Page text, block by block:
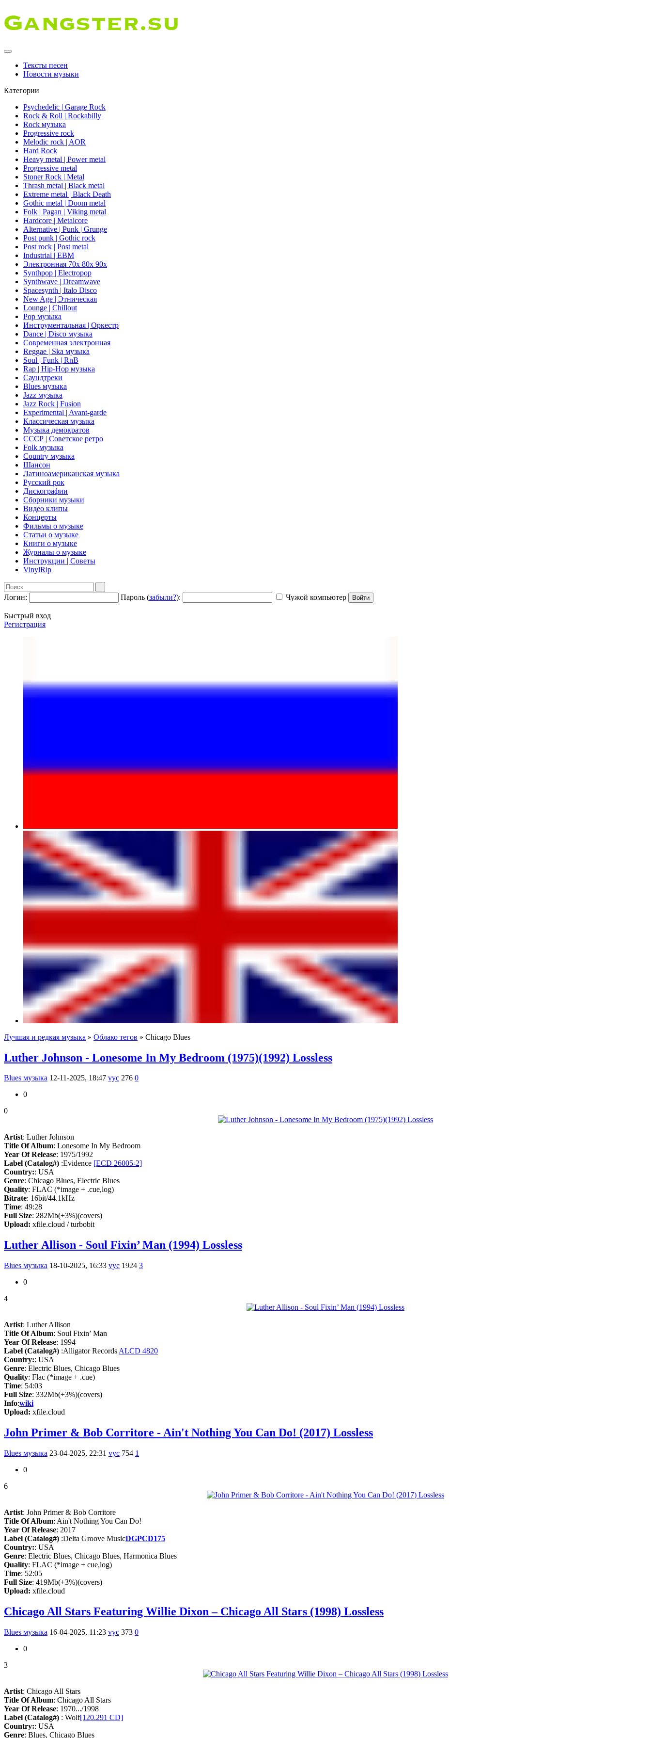
Тексты песен
Новости музыки
Категории
Psychedelic | Garage Rock
Rock & Roll | Rockabilly
Rock музыка
Progressive rock
Melodic rock | AOR
Hard Rock
Heavy metal | Power metal
Progressive metal
Stoner Rock | Metal
Thrash metal | Black metal
Extreme metal | Black Death
Gothic metal | Doom metal
Folk | Pagan | Viking metal
Hardcore | Metalcore
Alternative | Punk | Grunge
Post punk | Gothic rock
Post rock | Post metal
Industrial | EBM
Электронная 70х 80х 90х
Synthpop | Electropop
Synthwave | Dreamwave
Spacesynth | Italo Disco
New Age | Этническая
Lounge | Chillout
Pop музыка
Инструментальная | Оркестр
Dance | Disco музыка
Современная электронная
Reggae | Ska музыка
Soul | Funk | RnB
Rap | Hip-Hop музыка
Саундтреки
Blues музыка
Jazz музыка
Jazz Rock | Fusion
Experimental | Avant-garde
Классическая музыка
Музыка демократов
СССР | Советское ретро
Folk музыка
Country музыка
Шансон
Латиноамериканская музыка
Русский рок
Дискографии
Сборники музыки
Видео клипы
Концерты
Фильмы о музыке
Статьи о музыке
Книги о музыке
Журналы о музыке
Инструкции | Советы
VinylRip
Логин: Пароль (забыли?): Чужой компьютер Войти
Быстрый вход
Регистрация
Лучшая и редкая музыка » Облако тегов » Chicago Blues
Luther Johnson - Lonesome In My Bedroom (1975)(1992) Lossless
Blues музыка 12-11-2025, 18:47 vyc 276 0
0
0
Artist: Luther Johnson
Title Of Album: Lonesome In My Bedroom
Year Of Release: 1975/1992
Label (Catalog#) :Evidence [ECD 26005-2]
Country:: USA
Genre: Chicago Blues, Electric Blues
Quality: FLAC (*image + .cue,log)
Bitrate: 16bit/44.1kHz
Time: 49:28
Full Size: 282Mb(+3%)(covers)
Upload: xfile.cloud / turbobit
Luther Allison - Soul Fixin’ Man (1994) Lossless
Blues музыка 18-10-2025, 16:33 vyc 1924 3
0
4
Artist: Luther Allison
Title Of Album: Soul Fixin’ Man
Year Of Release: 1994
Label (Catalog#) :Alligator Records ALCD 4820
Country:: USA
Genre: Electric Blues, Chicago Blues
Quality: Flac (*image + .cue)
Time: 54:03
Full Size: 332Mb(+3%)(covers)
Info:wiki
Upload: xfile.cloud
John Primer & Bob Corritore - Ain't Nothing You Can Do! (2017) Lossless
Blues музыка 23-04-2025, 22:31 vyc 754 1
0
6
Artist: John Primer & Bob Corritore
Title Of Album: Ain't Nothing You Can Do!
Year Of Release: 2017
Label (Catalog#) :Delta Groove MusicDGPCD175
Country:: USA
Genre: Electric Blues, Chicago Blues, Harmonica Blues
Quality: FLAC (*image + cue,log)
Time: 52:05
Full Size: 419Mb(+3%)(covers)
Upload: xfile.cloud
Chicago All Stars Featuring Willie Dixon – Chicago All Stars (1998) Lossless
Blues музыка 16-04-2025, 11:23 vyc 373 0
0
3
Artist: Chicago All Stars
Title Of Album: Chicago All Stars
Year Of Release: 1970.../1998
Label (Catalog#) : Wolf[120.291 CD]
Country:: USA
Genre: Blues, Chicago Blues